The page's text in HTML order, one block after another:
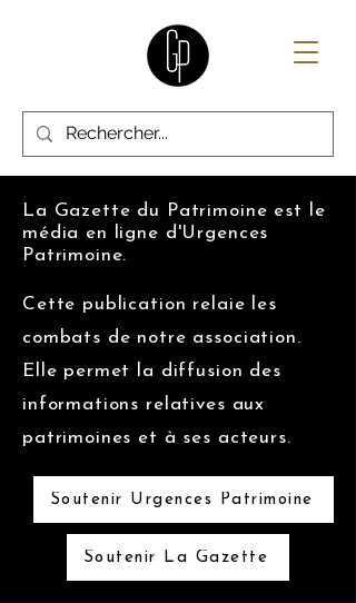
La Gazette du Patrimoine est le
média en ligne d'Urgences
Patrimoine.
Cette publication relaie les
combats de notre association.
Elle permet la diffusion des
informations relatives aux
patrimoines et à ses acteurs.
Soutenir Urgences Patrimoine
Soutenir La Gazette